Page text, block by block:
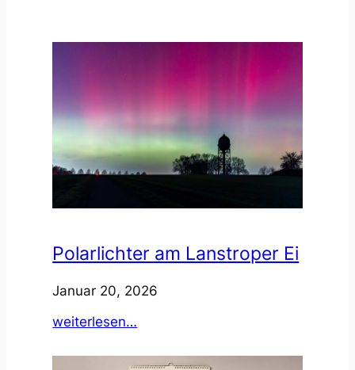
Polarlichter am Lanstroper Ei
Januar 20, 2026
weiterlesen…
am